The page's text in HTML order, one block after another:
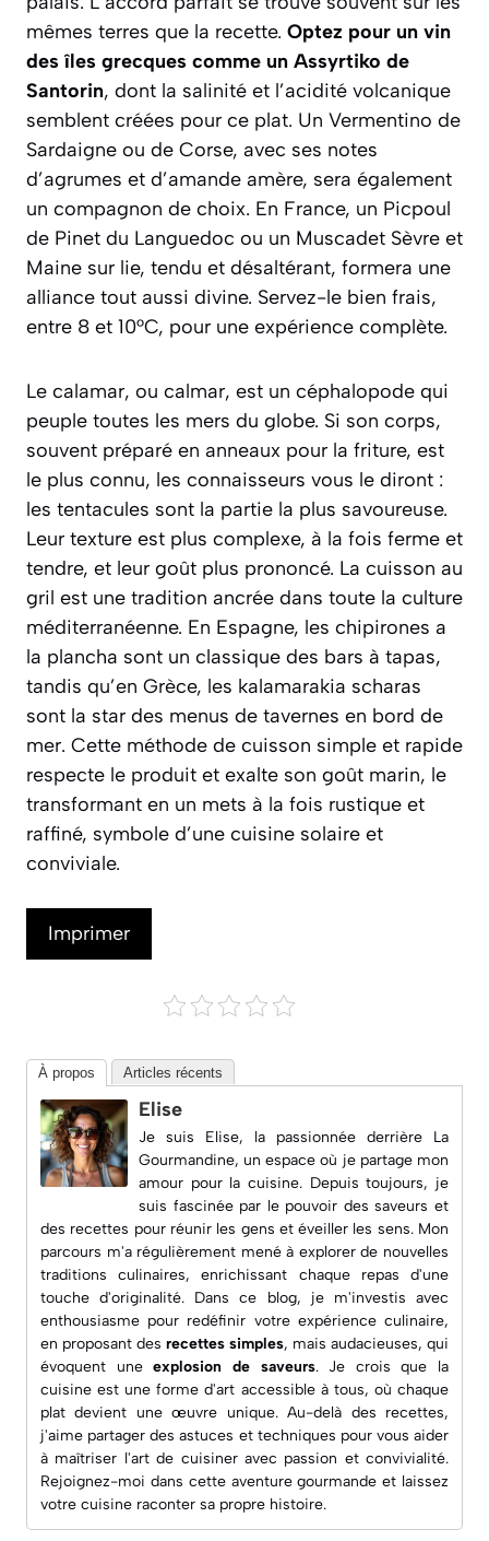
mêmes terres que la recette. Optez pour un vin
des îles grecques comme un Assyrtiko de
Santorin, dont la salinité et l’acidité volcanique
semblent créées pour ce plat. Un Vermentino de
Sardaigne ou de Corse, avec ses notes
d’agrumes et d’amande amère, sera également
un compagnon de choix. En France, un Picpoul
de Pinet du Languedoc ou un Muscadet Sèvre et
Maine sur lie, tendu et désaltérant, formera une
alliance tout aussi divine. Servez-le bien frais,
entre 8 et 10°C, pour une expérience complète.
Le calamar, ou calmar, est un céphalopode qui
peuple toutes les mers du globe. Si son corps,
souvent préparé en anneaux pour la friture, est
le plus connu, les connaisseurs vous le diront :
les tentacules sont la partie la plus savoureuse.
Leur texture est plus complexe, à la fois ferme et
tendre, et leur goût plus prononcé. La cuisson au
gril est une tradition ancrée dans toute la culture
méditerranéenne. En Espagne, les chipirones a
la plancha sont un classique des bars à tapas,
tandis qu’en Grèce, les kalamarakia scharas
sont la star des menus de tavernes en bord de
mer. Cette méthode de cuisson simple et rapide
respecte le produit et exalte son goût marin, le
transformant en un mets à la fois rustique et
raffiné, symbole d’une cuisine solaire et
conviviale.
Imprimer
À propos Articles récents
Elise
Je suis Elise, la passionnée derrière La
Gourmandine, un espace où je partage mon
amour pour la cuisine. Depuis toujours, je
suis fascinée par le pouvoir des saveurs et
des recettes pour réunir les gens et éveiller les sens. Mon
parcours m'a régulièrement mené à explorer de nouvelles
traditions culinaires, enrichissant chaque repas d'une
touche d'originalité. Dans ce blog, je m'investis avec
enthousiasme pour redéfinir votre expérience culinaire,
en proposant des recettes simples, mais audacieuses, qui
évoquent uneexplosion de saveurs. Je crois que la
cuisine est une forme d'art accessible à tous, où chaque
plat devient une œuvre unique. Au-delà des recettes,
j'aime partager des astuces et techniques pour vous aider
à maîtriser l'art de cuisiner avec passion et convivialité.
Rejoignez-moi dans cette aventure gourmande et laissez
votre cuisine raconter sa propre histoire.